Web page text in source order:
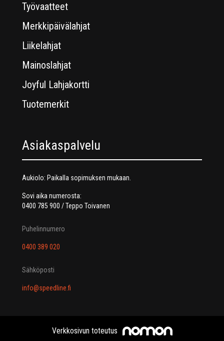
Työvaatteet
Merkkipäivälahjat
Liikelahjat
Mainoslahjat
Joyful Lahjakortti
Tuotemerkit
Asiakaspalvelu
Aukiolo: Paikalla sopimuksen mukaan.
Sovi aika numerosta:
0400 785 900 / Teppo Toivanen
Puhelinnumero
0400 389 020
Sähköposti
info@speedline.fi
Verkkosivun toteutus